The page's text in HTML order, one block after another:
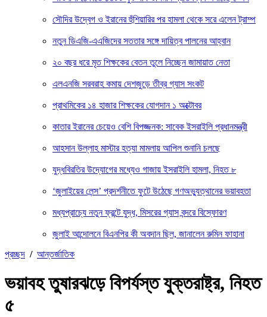
সৌদির উদ্বেগ ও ইরানের হুঁশিয়ারির পর হামলা থেকে সরে এলেন ট্রাম্প
নতুন ডিএজি-এএজিদের সততার সঙ্গে দায়িত্ব পালনের আহ্বান
২০ বছর ধরে মৃত শিক্ষকের বেতন তুলে নিচ্ছেন জামায়াত নেতা
এলএনজি সরবরাহ কমায় দেশজুড়ে তীব্র গ্যাস সংকট
প্রাথমিকের ১৪ হাজার শিক্ষকের যোগদান ১ অক্টোবর
কাতার ইরানের চেয়েও বেশি বিপজ্জনক: সাবেক ইসরাইলি প্রধানমন্ত্রী
আহসান উল্লাহ মাস্টার হত্যা মামলায় আপিল শুনানি চলছে
যুদ্ধবিরতির উদ্যোগের মধ্যেও গাজায় ইসরাইলি হামলা, নিহত ৮
‘জুলাইয়ের লেন্স’ প্রদর্শনীতে ফুটে উঠেছে গণঅভ্যুত্থানের ভয়াবহতা
মধ্যপ্রাচ্যে নতুন ফ্রন্টে যুদ্ধ, মিসরের গ্যাস বন্দরে বিস্ফোরণ
জুলাই আন্দোলনে বিএনপির কী অবদান ছিল, জানালেন রুমিন ফাহানা
প্রচ্ছদ / আন্তর্জাতিক
ভয়াবহ তুষারঝড়ে বিপর্যস্ত যুক্তরাষ্ট্র, নিহত
৫